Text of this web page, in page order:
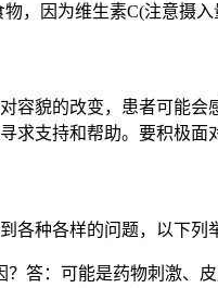
，因为维生素C(注意摄
容貌的改变，患者可能
求支持和帮助。要积极面
各种各样的问题，以下列
答：可能是药物刺激、